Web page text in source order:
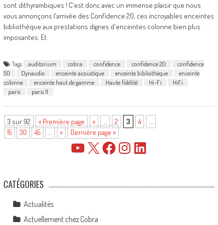
sont dithyrambiques ! C'est donc avec un immense plaisir que nous
vous annonçons l'arrivée des Confidence 20, ces incroyables enceintes
bibliothèque aux prestations dignes d'enceintes colonne bien plus
imposantes. Et
Tags auditorium cobra confidence confidence 20
confidence
50
Dynaudio enceinte acoustique enceinte bibliothèque
enceinte
colonne
enceinte haut de gamme Haute fidélité Hi-Fi
HiFi
paris
paris 11
3 sur 92 « Première page « … 2 3 4
…
15
30 45 … » Dernière page »
YouTube FacebookInstagramLinkedIn
CATÉGORIES
Actualités
Actuellement chez Cobra